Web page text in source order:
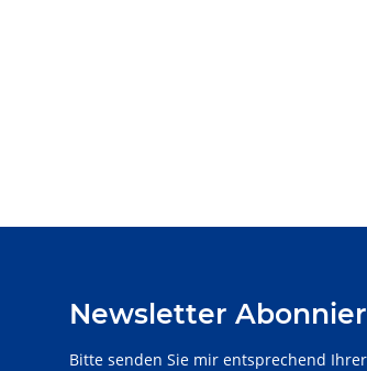
Newsletter
Bitte senden Sie mir entsprechend Ihrer